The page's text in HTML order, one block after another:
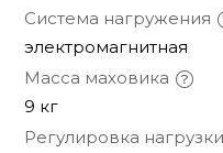
Система нагружения
электромагнитная
Масса маховика
9 кг
Регулировка нагрузки